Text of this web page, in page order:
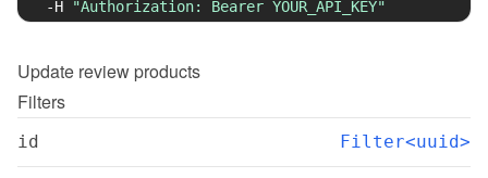
-H
"Authorization: Bearer YOUR_API_KEY"
Update review products
Filters
id Filter<uuid>